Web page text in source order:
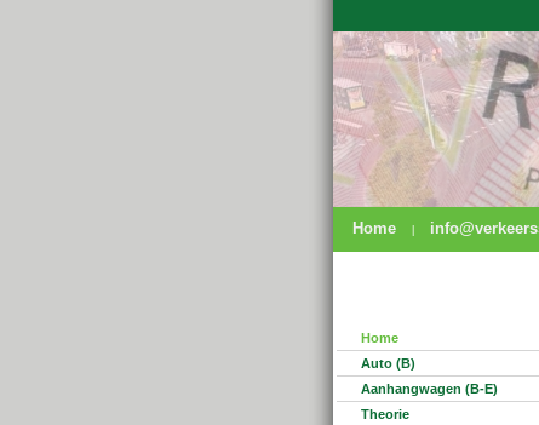
Home
Home
Auto (B)
Aanhangwagen (B-E)
Theorie